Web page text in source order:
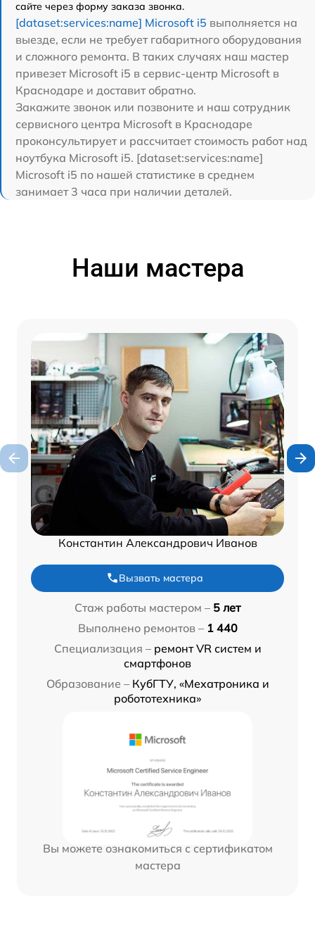
сайте через форму заказа звонка.
[dataset:services:name] Microsoft i5 выполняется на
выезде, если не требует габаритного оборудования
и сложного ремонта. В таких случаях наш мастер
привезет Microsoft i5 в сервис-центр Microsoft в
Краснодаре и доставит обратно.
Закажите звонок или позвоните и наш сотрудник
сервисного центра Microsoft в Краснодаре
проконсультирует и рассчитает стоимость работ над
ноутбука Microsoft i5. [dataset:services:name]
Microsoft i5 по нашей статистике в среднем
занимает 3 часа при наличии деталей.
Наши мастера
Константин Александрович Иванов
Вызвать мастера
Стаж работы мастером – 5 лет
Выполнено ремонтов – 1 440
Специализация – ремонт VR систем и
смартфонов
Образование – КубГТУ, «Мехатроника и
робототехника»
Вы можете ознакомиться с сертификатом
мастера